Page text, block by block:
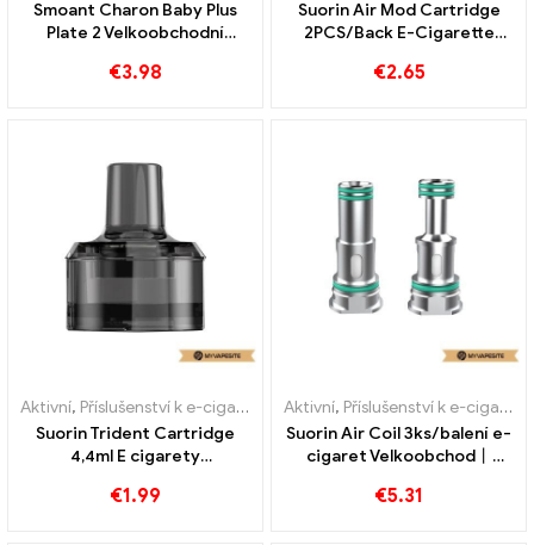
Smoant Charon Baby Plus
Plate 2 Velkoobchodní
丨Vlastní
€3.98
Suorin Air Mod Cartridge
2PCS/Back E-Cigarette
€2.65
Aktivní, Příslušenství k e-cigaretám ,Výparník
Suorin Trident Cartridge
4,4ml E cigarety
€1.99
Aktivní, Příslušenství k e-cigaretám
Suorin Air Coil 3ks/balení e-
cigaret Velkoobchod丨
€5.31